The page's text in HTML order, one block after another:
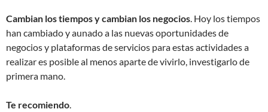
Cambian los tiempos y cambian los negocios . Hoy los tiempos
han cambiado y aunado a las nuevas oportunidades de
negocios y plataformas de servicios para estas actividades a
realizar es posible al menos aparte de vivirlo, investigarlo de
primera mano.
Te recomiendo